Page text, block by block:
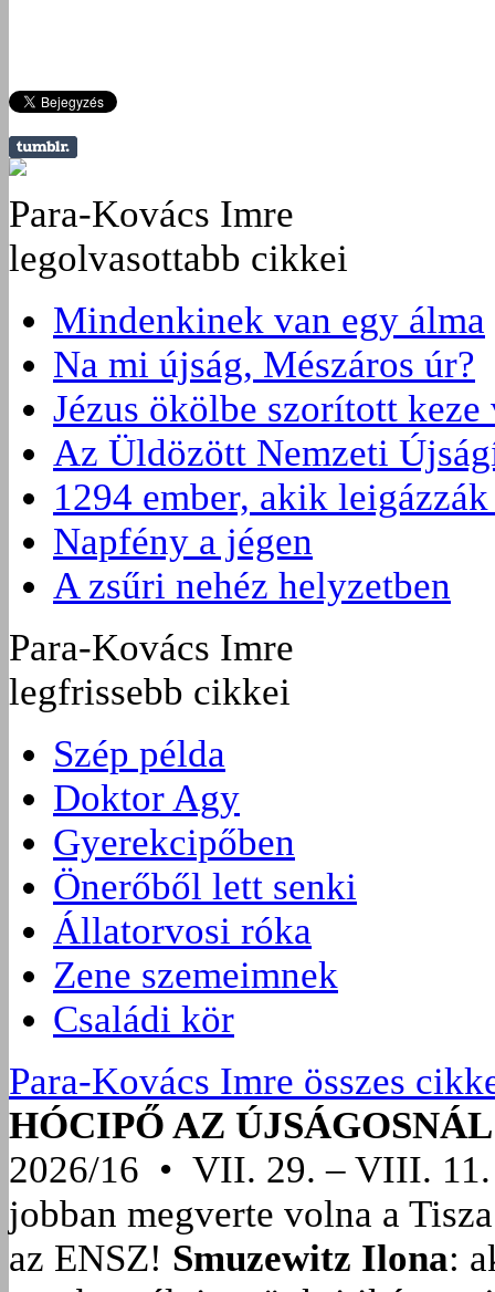
Para-Kovács Imre
legolvasottabb cikkei
Mindenkinek van egy álma
Na mi újság, Mészáros úr?
Jézus ökölbe szorított keze
Az Üldözött Nemzeti
1294 ember, akik
Napfény a jégen
A zsűri nehéz helyzetben
Para-Kovács Imre
legfrissebb cikkei
Szép példa
Doktor Agy
Gyerekcipőben
Önerőből lett senki
Állatorvosi róka
Zene szemeimnek
Családi kör
Para-Kovács Imre összes
HÓCIPŐ AZ ÚJSÁGOSNÁL
2026/16 • VII. 29. – VIII. 11.
jobban megverte volna a
az ENSZ! Smuzewitz Ilona: